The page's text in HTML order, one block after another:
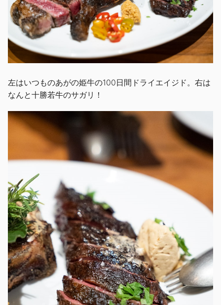
左はいつものあがの姫牛の100日間ドライエイジド。右は
なんと十勝若牛のサガリ！